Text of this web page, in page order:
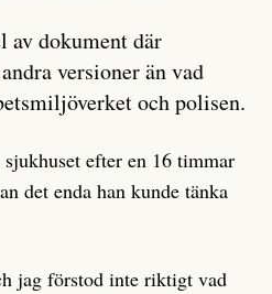
av dokument där
versioner än vad
och polisen.
efter en 16 timmar
det enda han kunde tänka
jag förstod inte riktigt vad